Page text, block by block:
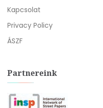
Kapcsolat
Privacy Policy
ÁSZF
Partnereink